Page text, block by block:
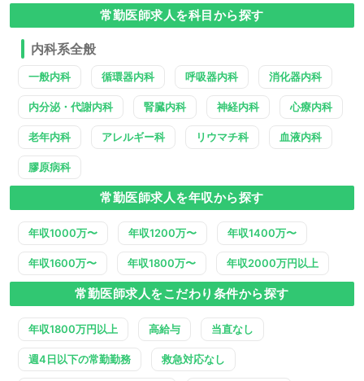
常勤医師求人を科目から探す
内科系全般
一般内科 循環器内科 呼吸器内科 消化器内科
内分泌・代謝内科 腎臓内科 神経内科 心療内科
老年内科 アレルギー科 リウマチ科 血液内科
膠原病科
常勤医師求人を年収から探す
年収1000万〜 年収1200万〜 年収1400万〜
年収1600万〜 年収1800万〜 年収2000万円以上
常勤医師求人をこだわり条件から探す
年収1800万円以上 高給与 当直なし
週4日以下の常勤勤務 救急対応なし